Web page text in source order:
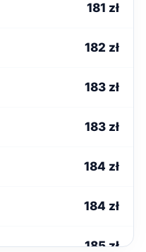
181 zł
182 zł
183 zł
183 zł
184 zł
184 zł
185 zł